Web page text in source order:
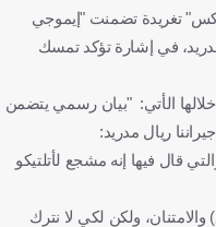
تغريدة تضمنت "إيموجي
في إشارة تؤكد تمسك
الأتي: "بيان رسمي يتضمن
ريال مدريد:
قال فيها إنه مشجع لأتلتيكو
ولكن لكي لا نترك